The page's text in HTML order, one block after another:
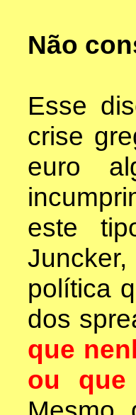
Não
Esse
crise
euro
este
política
dos
que
ou que